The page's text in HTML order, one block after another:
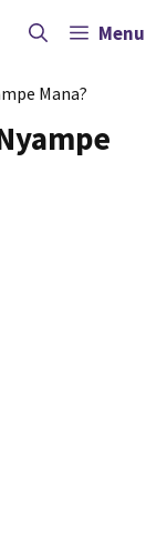
Menu
Mana?